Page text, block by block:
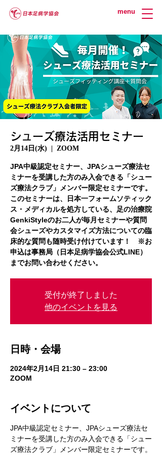
menu
シューズ療法活用セミナー
2月14日(水) ZOOM
JPA中級認定セミナー、JPAシューズ療法セ
ミナーを受講した方のみ入会できる「シュー
ズ療法クラブ」メンバー限定セミナーです。
このセミナーは、日本一フォームソティック
ス・メディカルを処方している、足の治療院
GenkiStyleのお二人が毎月セミナーや質問
会シューズやカスタマイズ方法についての臨
床的な質問も随時受け付けています！ ※お
申込は事務局（日本足病学協会公式LINE）
までお問い合わせください。
受付が終了しました
他のイベントを見る
日時・会場
2024年2月14日 21:30 – 23:00
ZOOM
イベントについて
JPA中級認定セミナー、JPAシューズ療法セ
ミナーを受講した方のみ入会できる「シュー
ズ療法クラブ」メンバー限定セミナーです。